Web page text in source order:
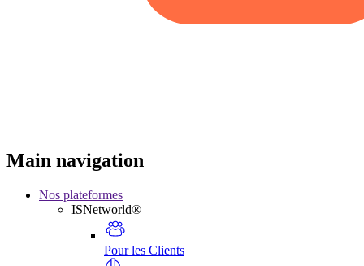
Main navigation
Nos plateformes
ISNetworld®
Pour les Clients